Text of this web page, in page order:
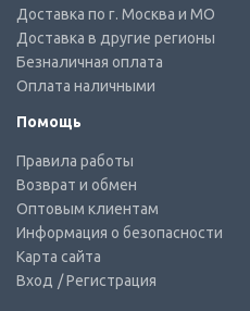
Доставка по г. Москва и МО
Доставка в другие регионы
Безналичная оплата
Оплата наличными
Помощь
Правила работы
Возврат и обмен
Оптовым клиентам
Информация о безопасности
Карта сайта
Вход / Регистрация